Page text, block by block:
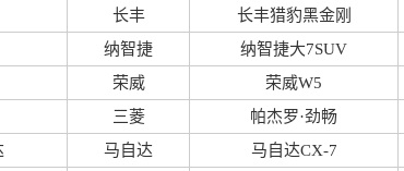
长丰
长丰猎豹黑金刚
纳智捷
纳智捷大7SUV
荣威
荣威W5
三菱
帕杰罗·劲畅
马自达 马自达CX-7